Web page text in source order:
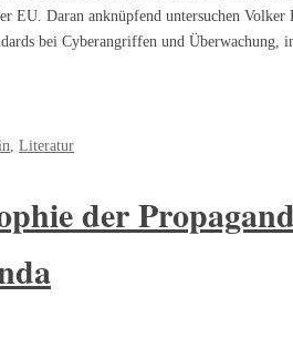
EU. Daran anknüpfend untersuchen
bei Cyberangriffen und Überwachung,
Literatur
der